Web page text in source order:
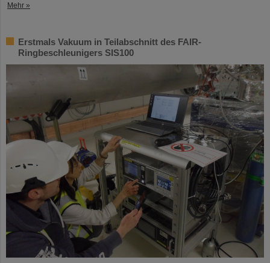
Mehr »
Erstmals Vakuum in Teilabschnitt des FAIR-
Ringbeschleunigers SIS100